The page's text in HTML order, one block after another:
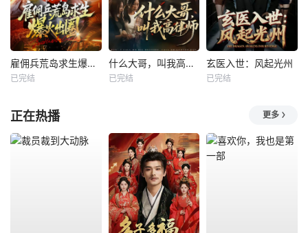
雇佣兵荒岛求生爆火出圈第二季
已完结
什么大哥，叫我高律师
已完结
玄医入世：风起光州
已完结
正在热播 更多